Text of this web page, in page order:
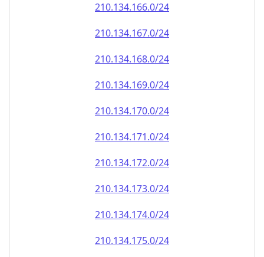
210.134.166.0/24
210.134.167.0/24
210.134.168.0/24
210.134.169.0/24
210.134.170.0/24
210.134.171.0/24
210.134.172.0/24
210.134.173.0/24
210.134.174.0/24
210.134.175.0/24